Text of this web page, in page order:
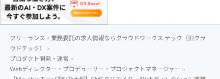
フリーランス・業務委託の求人情報ならクラウドワークス テック（旧クラ
ウドテック）
プロダクト開発・運営
Webディレクター・プロデューサー・プロジェクトマネージャー